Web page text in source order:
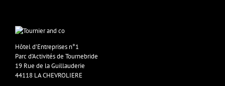
Hôtel d’Entreprises n°1
Parc d’Activités de Tournebride
19 Rue de la Guillauderie
44118 LA CHEVROLIERE